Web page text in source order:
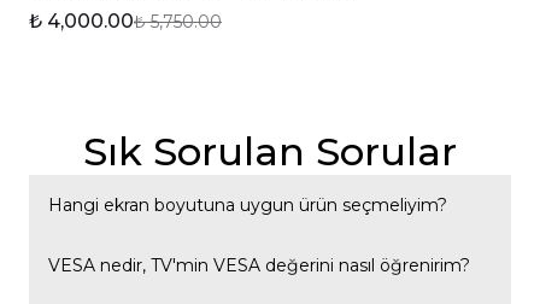
₺ 4,000.00₺ 5,750.00
Sık Sorulan Sorular
Hangi ekran boyutuna uygun ürün seçmeliyim?
Her modelimizin uyumlu olduğu ekran boyutu aralığı ve
VESA nedir, TV'min VESA değerini nasıl öğrenirim?